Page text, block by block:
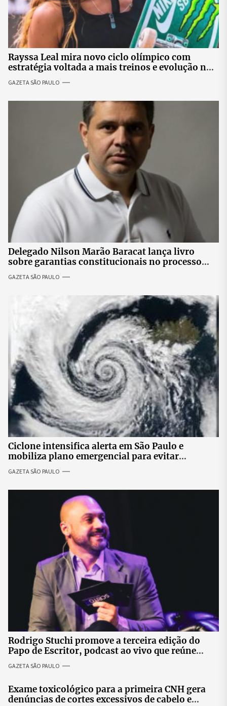
Rayssa Leal mira novo ciclo olímpico com
estratégia voltada a mais treinos e evolução no
GAZETA SÃO PAULO
Delegado Nilson Marão Baracat lança livro
sobre garantias constitucionais no processo
penal brasileiro
GAZETA SÃO PAULO
Ciclone intensifica alerta em São Paulo e
mobiliza plano emergencial para evitar
impactos no fornecimento de energia
GAZETA SÃO PAULO
Rodrigo Stuchi promove a terceira edição do
Papo de Escritor, podcast ao vivo que reúne
especialistas para discutir saúde mental e
prosperidade.
GAZETA SÃO PAULO
Exame toxicológico para a primeira CNH gera
denúncias de cortes excessivos de cabelo e